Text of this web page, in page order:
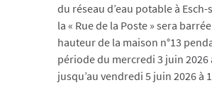
du réseau d’eau potable à
la « Rue de la Poste » sera
hauteur de la maison n°13
période du mercredi 3 juin 2026
jusqu’au vendredi 5 juin 2026 à